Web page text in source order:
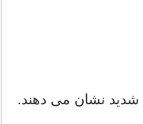
نشان می دهند.